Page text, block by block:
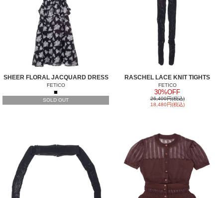
SHEER FLORAL JACQUARD DRESS
FETICO
■
SOLD OUT
RASCHEL LACE KNIT TIGHTS
FETICO
30%OFF
26,400円(税込)
18,480円(税込)